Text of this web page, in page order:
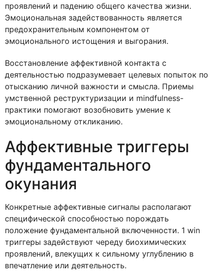
проявлений и падению общего качества жизни.
Эмоциональная задействованность является
предохранительным компонентом от
эмоционального истощения и выгорания.
Восстановление аффективной контакта с
деятельностью подразумевает целевых попыток по
отысканию личной важности и смысла. Приемы
умственной реструктуризации и mindfulness-
практики помогают возобновить умение к
эмоциональному откликанию.
Аффективные триггеры
фундаментального
окунания
Конкретные аффективные сигналы располагают
специфической способностью порождать
положение фундаментальной включенности. 1 win
триггеры задействуют череду биохимических
проявлений, влекущих к сильному углублению в
впечатление или деятельность.